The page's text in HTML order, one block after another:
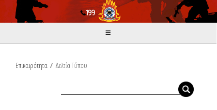
Επικαιρότητα / Δελτία Τύπου